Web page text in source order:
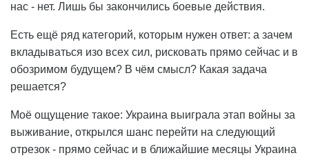
нас - нет. Лишь бы закончились боевые действия.
Есть ещё ряд категорий, которым нужен ответ: а зачем
вкладываться изо всех сил, рисковать прямо сейчас и в
обозримом будущем? В чём смысл? Какая задача
решается?
Моё ощущение такое: Украина выиграла этап войны за
выживание, открылся шанс перейти на следующий
отрезок - прямо сейчас и в ближайшие месяцы Украина